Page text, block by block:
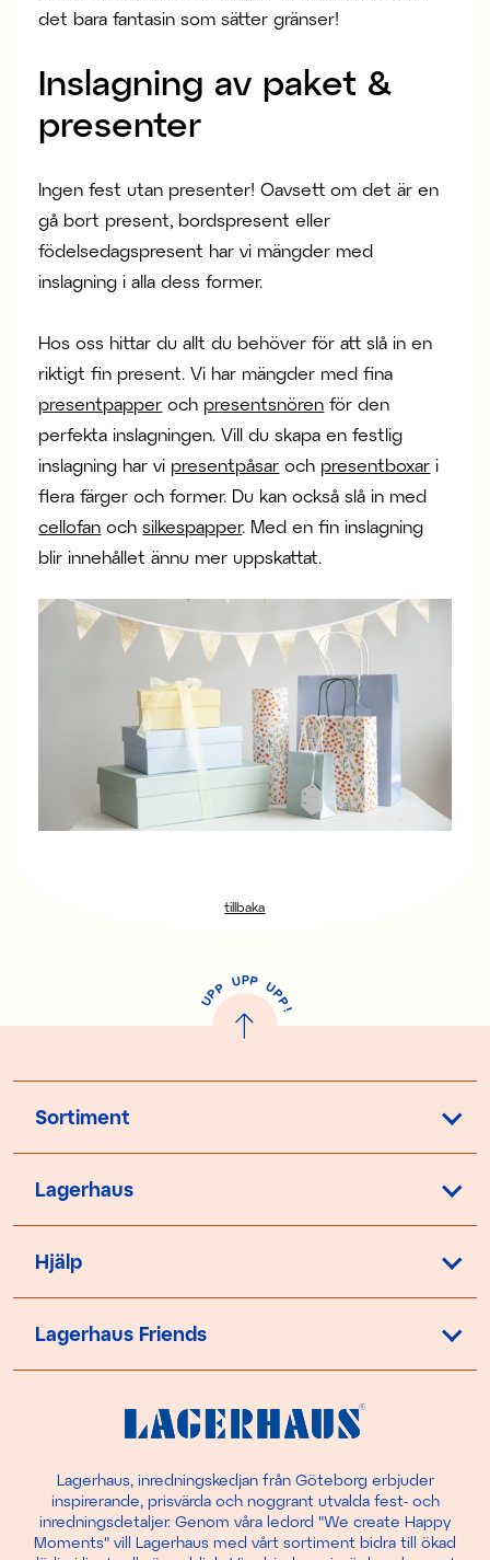
det bara fantasin som sätter gränser!
Inslagning av paket &
presenter
Ingen fest utan presenter! Oavsett om det är en
gå bort present, bordspresent eller
födelsedagspresent har vi mängder med
inslagning i alla dess former.
Hos oss hittar du allt du behöver för att slå in en
riktigt fin present. Vi har mängder med fina
presentpapper och presentsnören för den
perfekta inslagningen. Vill du skapa en festlig
inslagning har vi presentpåsar och presentboxar i
flera färger och former. Du kan också slå in med
cellofan ochsilkespapper. Med en fin inslagning
blir innehållet ännu mer uppskattat.
tillbaka
U
P
P UPP UP
P
!
Sortiment
Lagerhaus
Hjälp
Lagerhaus Friends
Lagerhaus, inredningskedjan från Göteborg erbjuder
inspirerande, prisvärda och noggrant utvalda fest- och
inredningsdetaljer. Genom våra ledord "We create Happy
Moments" vill Lagerhaus med vårt sortiment bidra till ökad